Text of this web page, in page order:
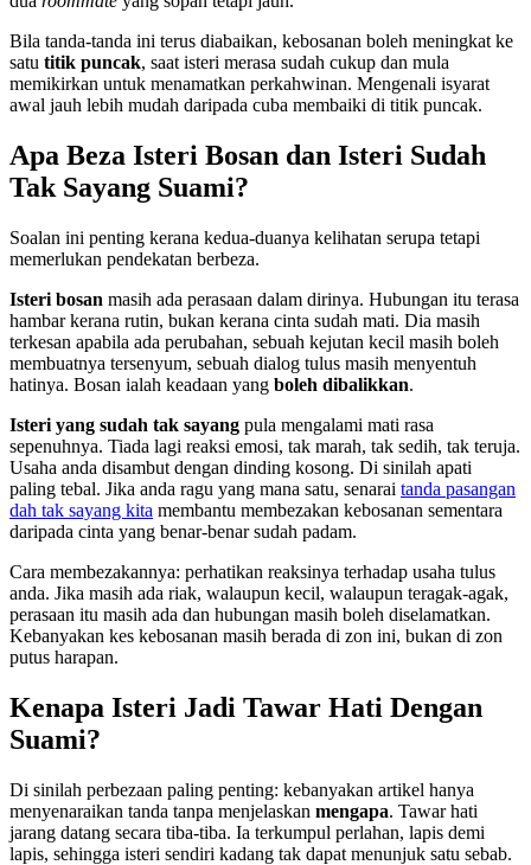
Bila tanda-tanda ini terus diabaikan, kebosanan boleh meningkat ke
satu titik puncak, saat isteri merasa sudah cukup dan mula
memikirkan untuk menamatkan perkahwinan. Mengenali isyarat
awal jauh lebih mudah daripada cuba membaiki di titik puncak.
Apa Beza Isteri Bosan dan Isteri Sudah
Tak Sayang Suami?
Soalan ini penting kerana kedua-duanya kelihatan serupa tetapi
memerlukan pendekatan berbeza.
Isteri bosan masih ada perasaan dalam dirinya. Hubungan itu terasa
hambar kerana rutin, bukan kerana cinta sudah mati. Dia masih
terkesan apabila ada perubahan, sebuah kejutan kecil masih boleh
membuatnya tersenyum, sebuah dialog tulus masih menyentuh
hatinya. Bosan ialah keadaan yang boleh dibalikkan.
Isteri yang sudah tak sayang pula mengalami mati rasa
sepenuhnya. Tiada lagi reaksi emosi, tak marah, tak sedih, tak teruja.
Usaha anda disambut dengan dinding kosong. Di sinilah apati
paling tebal. Jika anda ragu yang mana satu, senarai tanda pasangan
dah tak sayang kita membantu membezakan kebosanan sementara
daripada cinta yang benar-benar sudah padam.
Cara membezakannya: perhatikan reaksinya terhadap usaha tulus
anda. Jika masih ada riak, walaupun kecil, walaupun teragak-agak,
perasaan itu masih ada dan hubungan masih boleh diselamatkan.
Kebanyakan kes kebosanan masih berada di zon ini, bukan di zon
putus harapan.
Kenapa Isteri Jadi Tawar Hati Dengan
Suami?
Di sinilah perbezaan paling penting: kebanyakan artikel hanya
menyenaraikan tanda tanpa menjelaskan mengapa. Tawar hati
jarang datang secara tiba-tiba. Ia terkumpul perlahan, lapis demi
lapis, sehingga isteri sendiri kadang tak dapat menunjuk satu sebab.